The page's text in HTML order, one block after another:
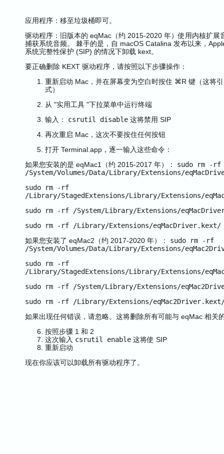
应用程序：移至垃圾桶即可。
驱动程序：旧版本的 eqMac（约 2015-2020 年）使用内核扩展
捕获系统音频。 棘手的是，自 macOS Catalina 发布以来，
系统完整性保护 (SIP) 的情况下卸载 kext。
要正确删除 KEXT 驱动程序，请按照以下步骤操作：
重新启动 Mac，并在屏幕变为空白时按住 ⌘R 键（这将
式）
从 "实用工具 "下拉菜单中运行终端
输入： csrutil disable 这将禁用 SIP
再次重启 Mac，这次不要按住任何按钮
打开 Terminal.app，逐一输入这些命令：
如果您安装的是 eqMac1（约 2015-2017 年）： sudo rm -rf
/System/Volumes/Data/Library/Extensions/
sudo rm -rf
/Library/StagedExtensions/Library/Extensions/
sudo rm -rf /System/Library/Extensions/
sudo rm -rf /Library/Extensions/eqMacDriver.kext/
如果您安装了 eqMac2（约 2017-2020 年）： sudo rm -rf
/System/Volumes/Data/Library/Extensions/
sudo rm -rf
/Library/StagedExtensions/Library/Extensions/
sudo rm -rf /System/Library/Extensions/
sudo rm -rf /Library/Extensions/
如果出现任何错误，请忽略。这将删除所有可能与 eqMac 相关
按照步骤 1 和 2
这次输入 csrutil enable 这将使 SIP
重新启动
现在你应该可以卸载所有驱动程序了。